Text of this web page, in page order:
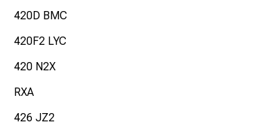
420D BMC
420F2 LYC
420 N2X
RXA
426 JZ2